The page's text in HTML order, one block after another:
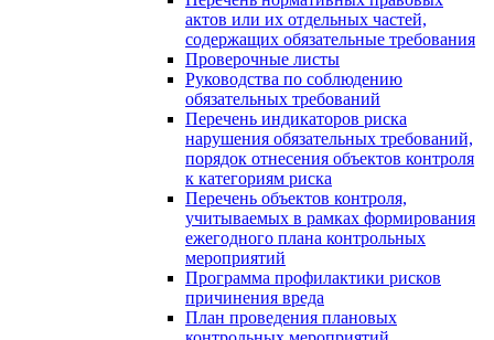
актов или их отдельных частей,
содержащих обязательные требования
Проверочные листы
Руководства по соблюдению
обязательных требований
Перечень индикаторов риска
нарушения обязательных требований,
порядок отнесения объектов контроля
к категориям риска
Перечень объектов контроля,
учитываемых в рамках формирования
ежегодного плана контрольных
мероприятий
Программа профилактики рисков
причинения вреда
План проведения плановых